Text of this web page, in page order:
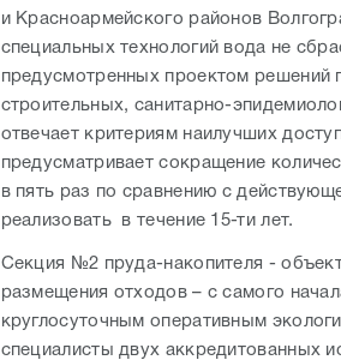
и Красноармейского районов
специальных технологий вода не
предусмотренных проектом решений
строительных, санитарно-
отвечает критериям наилучших
предусматривает сокращение
в пять раз по сравнению с
реализовать в течение 15-ти лет.
Секция №2 пруда-накопителя -
размещения отходов – с самого
круглосуточным оперативным
специалисты двух аккредитованных